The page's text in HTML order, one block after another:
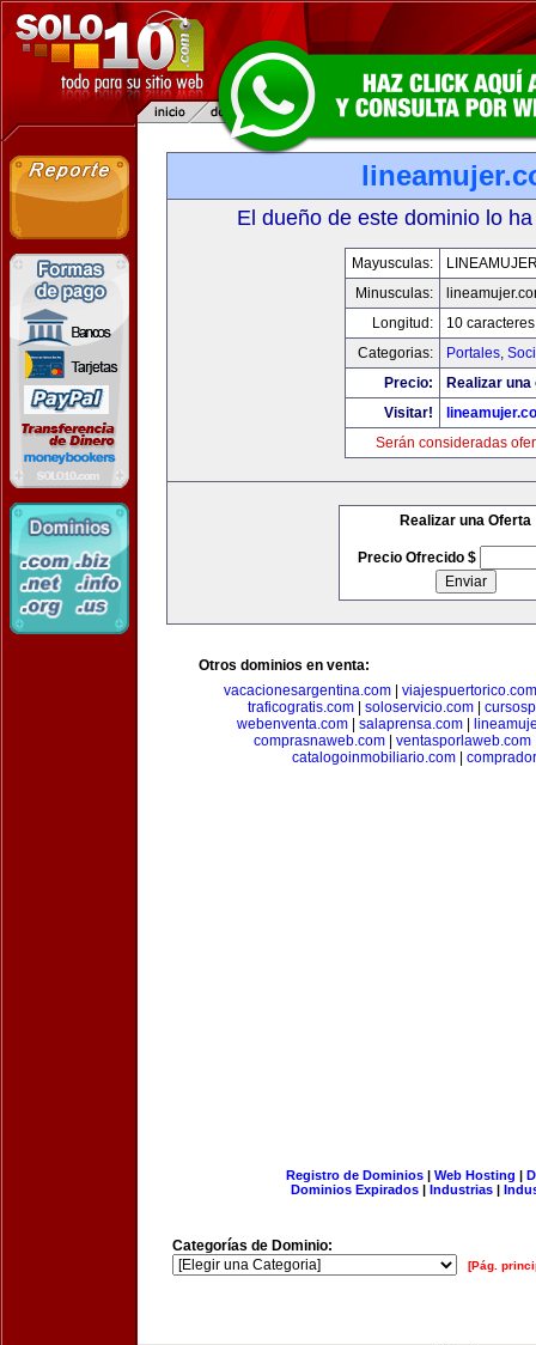
El dueño de este dominio lo
Mayusculas:
Minusculas:
Longitud:
10 caracteres
Categorias:
Portales,
Precio:
Realizar
Visitar!
Serán consideradas
Realizar una Oferta
Precio Ofrecido $
Otros dominios en venta:
vacacionesargentina.com
viajespuertorico.com
traficogratis.com| soloservicio.com|
webenventa.com
salaprensa.com
comprasnaweb.com
ventasporlaweb.com
catalogoinmobiliario.com|
Registro de Dominios| Web Hosting |
Dominios Expirados | Industrias |
Categorías de Dominio:
[Pág.